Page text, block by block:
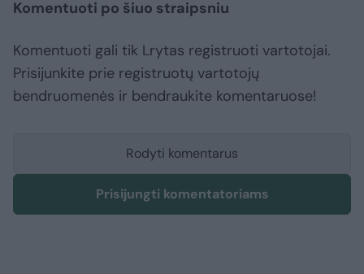
Komentuoti po šiuo straipsniu
Komentuoti gali tik Lrytas registruoti vartotojai.
Prisijunkite prie registruotų vartotojų
bendruomenės ir bendraukite komentaruose!
Rodyti komentarus
Prisijungti komentatoriams